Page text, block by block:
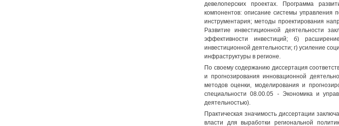
девелоперских проектах. Программа
компонентов: описание системы управления
инструментария; методы проектирования
Развитие инвестиционной деятельности
эффективности инвестиций; б)
инвестиционной деятельности; г) усиление
инфраструктуры в регионе.
По своему содержанию диссертация
и прогнозирования инновационной
методов оценки, моделирования и
специальности 08.00.05 - Экономика и
деятельностью).
Практическая значимость диссертации
власти для выработки региональной